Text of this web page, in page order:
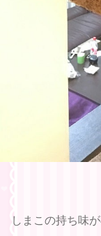
しまこの持ち味